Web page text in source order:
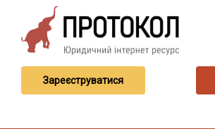
Зареєструватися